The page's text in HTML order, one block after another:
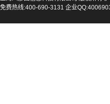
免费热线:400-690-3131 企业